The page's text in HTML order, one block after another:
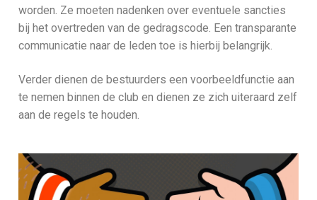
worden. Ze moeten nadenken over eventuele sancties
bij het overtreden van de gedragscode. Een transparante
communicatie naar de leden toe is hierbij belangrijk.
Verder dienen de bestuurders een voorbeeldfunctie aan
te nemen binnen de club en dienen ze zich uiteraard zelf
aan de regels te houden.